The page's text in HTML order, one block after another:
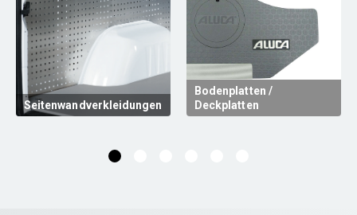
Seitenwandverkleidungen
Bodenplatten /
Deckplatten